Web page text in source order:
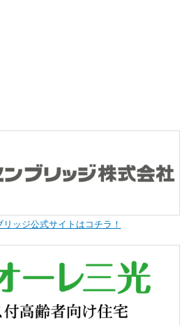
リッジ公式サイトはコチラ！